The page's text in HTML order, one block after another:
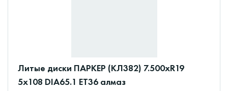
Литые диски ПАРКЕР (КЛ382) 7.500xR19
5x108 DIA65.1 ET36 алмаз